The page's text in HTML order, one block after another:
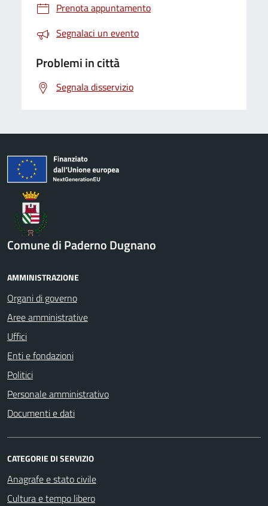
Prenota appuntamento
Segnalaci un evento
Problemi in città
Segnala disservizio
Comune di Paderno Dugnano
AMMINISTRAZIONE
Organi di governo
Aree amministrative
Uffici
Enti e fondazioni
Politici
Personale amministrativo
Documenti e dati
CATEGORIE DI SERVIZIO
Anagrafe e stato civile
Cultura e tempo libero